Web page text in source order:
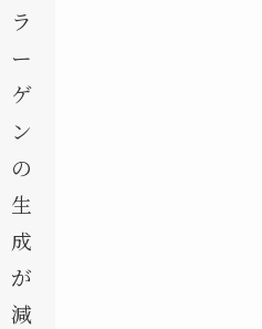
ラ
ー
ゲ
ン
の
生
成
が
減